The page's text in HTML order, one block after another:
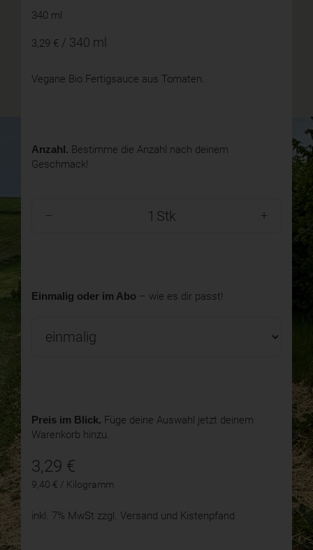
340 ml
3,29 € / 340 ml
Vegane Bio Fertigsauce aus Tomaten.
Anzahl. Bestimme die Anzahl nach deinem
Geschmack!
Stk
Einmalig oder im Abo – wie es dir passt!
Preis im Blick. Füge deine Auswahl jetzt deinem
Warenkorb hinzu.
3,29 €
9,40 € / Kilogramm
inkl. 7% MwSt zzgl. Versand und Kistenpfand